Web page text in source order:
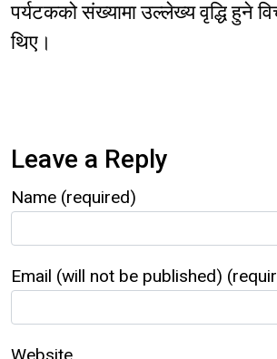
पर्यटकको संख्यामा उल्लेख्य वृद्धि हुने
थिए।
Leave a Reply
Name (required)
Email (will not be published)